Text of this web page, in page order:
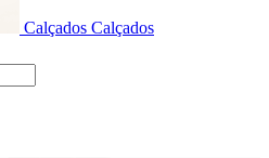
Calçados Calçados